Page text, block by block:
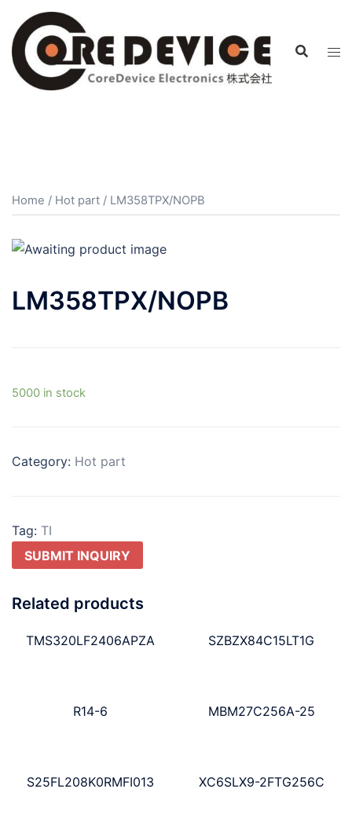
Home / Hot part / LM358TPX/NOPB
LM358TPX/NOPB
5000 in stock
Category: Hot part
Tag: TI
SUBMIT INQUIRY
Related products
TMS320LF2406APZA SZBZX84C15LT1G
R14-6 MBM27C256A-25
S25FL208K0RMFI013 XC6SLX9-2FTG256C